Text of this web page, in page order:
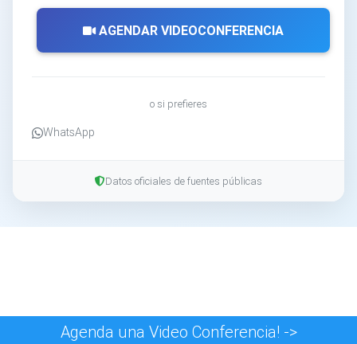
AGENDAR VIDEOCONFERENCIA
o si prefieres
WhatsApp
Datos oficiales de fuentes públicas
Agenda una Video Conferencia! ->